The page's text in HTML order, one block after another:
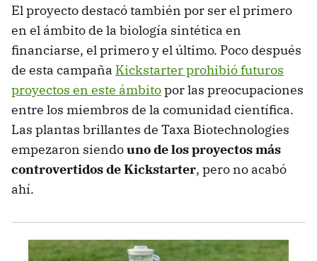
El proyecto destacó también por ser el primero
en el ámbito de la biología sintética en
financiarse, el primero y el último. Poco después
de esta campaña Kickstarter prohibió futuros
proyectos en este ámbitopor las preocupaciones
entre los miembros de la comunidad científica.
Las plantas brillantes de Taxa Biotechnologies
empezaron siendouno de los proyectos más
controvertidos de Kickstarter, pero no acabó
ahí.